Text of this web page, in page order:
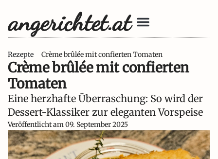
Rezepte Crème brûlée mit confierten Tomaten
Crème brûlée mit confierten
Tomaten
Eine herzhafte Überraschung: So wird der
Dessert-Klassiker zur eleganten Vorspeise
Veröffentlicht am09. September 2025